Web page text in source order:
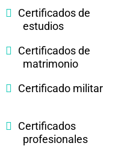
Certificados de
estudios
Certificados de
matrimonio
Certificado militar
Certificados
profesionales